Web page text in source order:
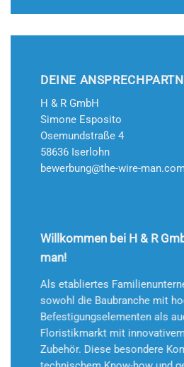
DEINE
H & R GmbH
Simone Esposito
Osemundstraße 4
58636 Iserlohn
bewerbung@the-wire-
Willkommen bei H & R
man!
Als etabliertes
sowohl die Baubranche mit
Befestigungselementen als
Floristikmarkt mit
Zubehör. Diese besondere